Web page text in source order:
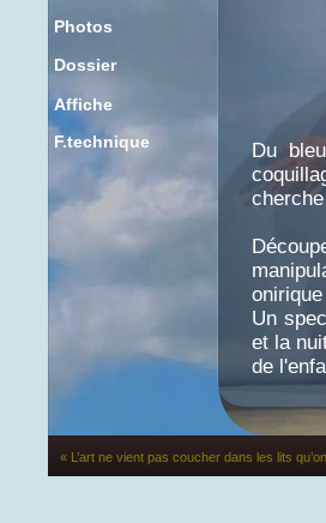
Affiche
Dossier
Photos
F.technique
Du
Un
et la
de
public
« L’art ne vient pas coucher dans les lits